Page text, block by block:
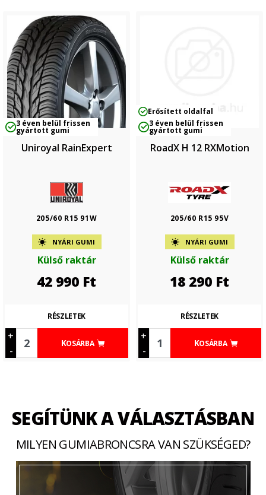
3 éven belül frissen
gyártott gumi
Uniroyal RainExpert
205/60 R15 91W
NYÁRI GUMI
Külső raktár
42 990 Ft
+
-
KOSÁRBA
RÉSZLETEK
Erősített oldalfal
3 éven belül frissen
gyártott gumi
RoadX H 12 RXMotion
205/60 R15 95V
NYÁRI GUMI
Külső raktár
18 290 Ft
+
-
KOSÁRBA
RÉSZLETEK
SEGÍTÜNK A VÁLASZTÁSBAN
MILYEN GUMIABRONCSRA VAN SZÜKSÉGED?